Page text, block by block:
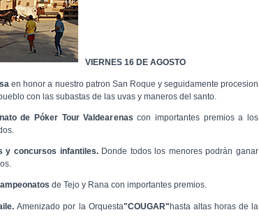
VIERNES 16 DE AGOSTO
en honor a nuestro patron San Roque y seguidamente procesion
con las subastas de las uvas y maneros del santo.
de Póker Tour Valdearenascon importantes premios a los
y concursos infantiles.Donde todos los menores podrán ganar
de Tejo y Rana con importantes premios.
Amenizado por la Orquesta"COUGAR"hasta altas horas de la